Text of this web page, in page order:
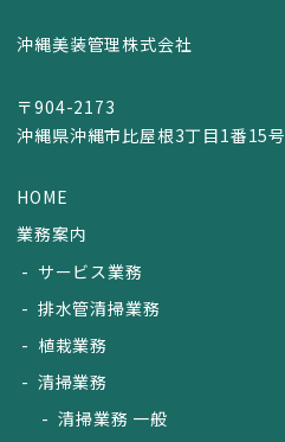
沖縄美装管理株式会社
〒904-2173
沖縄県沖縄市比屋根3丁目1番15号
HOME
業務案内
サービス業務
排水管清掃業務
植栽業務
清掃業務
清掃業務 一般